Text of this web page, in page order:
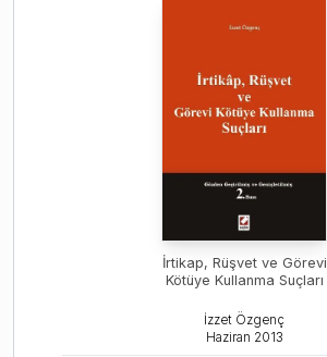
İrtikap, Rüşvet ve Görevi
Kötüye Kullanma Suçları
İzzet Özgenç
Haziran 2013